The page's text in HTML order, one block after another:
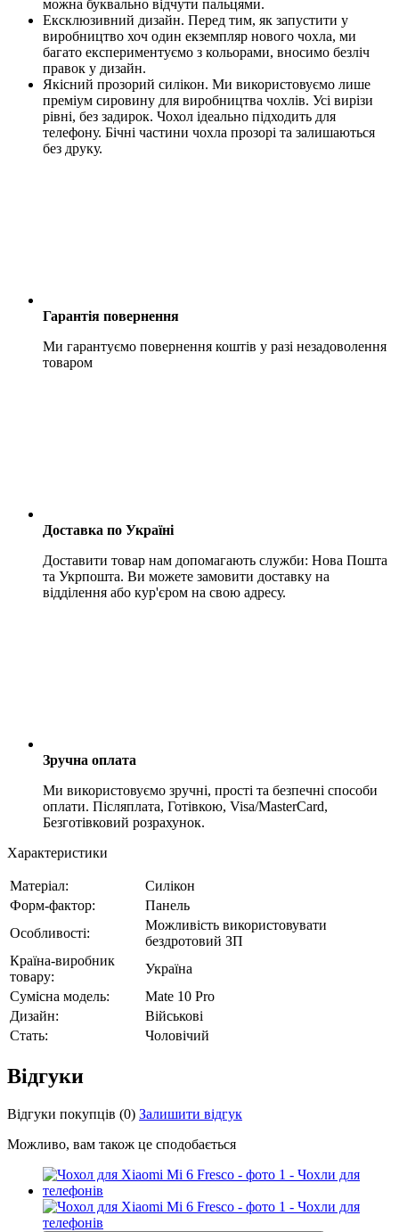
можна буквально відчути пальцями.
Ексклюзивний дизайн. Перед тим, як запустити у
виробництво хоч один екземпляр нового чохла, ми
багато експериментуємо з кольорами, вносимо безліч
правок у дизайн.
Якісний прозорий силікон. Ми використовуємо лише
преміум сировину для виробництва чохлів. Усі вирізи
рівні, без задирок. Чохол ідеально підходить для
телефону. Бічні частини чохла прозорі та залишаються
без друку.
Гарантія повернення
Ми гарантуємо повернення коштів у разі незадоволення
товаром
Доставка по Україні
Доставити товар нам допомагають служби: Нова Пошта
та Укрпошта. Ви можете замовити доставку на
відділення або кур'єром на свою адресу.
Зручна оплата
Ми використовуємо зручні, прості та безпечні способи
оплати. Післяплата, Готівкою, Visa/MasterCard,
Безготівковий розрахунок.
Характеристики
Матеріал:
Силікон
Форм-фактор:
Панель
Особливості:
Можливість використовувати
бездротовий ЗП
Країна-виробник
товару:
Україна
Сумісна модель:
Mate 10 Pro
Дизайн:
Військові
Стать:
Чоловічий
Відгуки
Відгуки покупців (0) Залишити відгук
Можливо, вам також це сподобається